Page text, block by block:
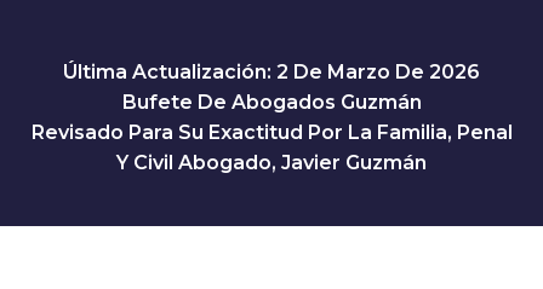
Última Actualización: 2 De Marzo De 2026
Bufete De Abogados Guzmán
Revisado Para Su Exactitud Por La Familia, Penal
Y Civil Abogado, Javier Guzmán